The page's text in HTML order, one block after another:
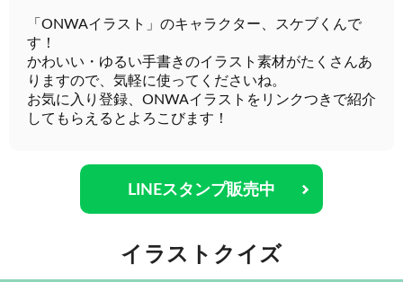
「ONWAイラスト」のキャラクター、スケブくんで
す！
かわいい・ゆるい手書きのイラスト素材がたくさんあ
りますので、気軽に使ってくださいね。
お気に入り登録、ONWAイラストをリンクつきで紹介
してもらえるとよろこびます！
LINEスタンプ販売中
イラストクイズ